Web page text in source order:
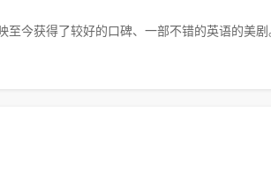
今获得了较好的口碑、一部不错的英语的美剧